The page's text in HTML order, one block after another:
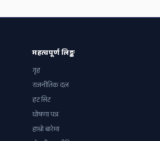
महत्वपूर्ण लिङ्क
गृह
राजनीतिक दल
हट सिट
घोषणा पत्र
हाम्रो बारेमा